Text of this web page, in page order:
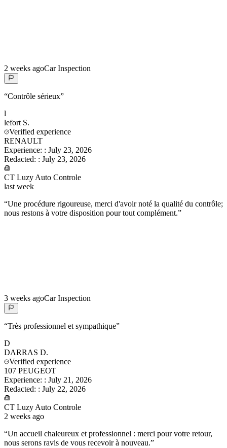
2 weeks agoCar Inspection
“Contrôle sérieux”
l
lefort S.
Verified experience
RENAULT
Experience: : July 23, 2026
Redacted: : July 23, 2026
CT Luzy Auto Controle
last week
“Une procédure rigoureuse, merci d'avoir noté la qualité du contrôle;
nous restons à votre disposition pour tout complément.”
3 weeks agoCar Inspection
“Très professionnel et sympathique”
D
DARRAS D.
Verified experience
107 PEUGEOT
Experience: : July 21, 2026
Redacted: : July 22, 2026
CT Luzy Auto Controle
2 weeks ago
“Un accueil chaleureux et professionnel : merci pour votre retour,
nous serons ravis de vous recevoir à nouveau.”